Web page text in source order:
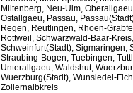
Miltenberg, Neu-Ulm,
Ostallgaeu, Passau,
Regen, Reutlingen, Rhoen-
Rottweil, Schwarzwald-Baar-
Schweinfurt(Stadt), Sigmaringen,
Straubing-Bogen, Tuebingen,
Unterallgaeu, Waldshut,
Wuerzburg(Stadt), Wunsiedel-
Zollernalbkreis